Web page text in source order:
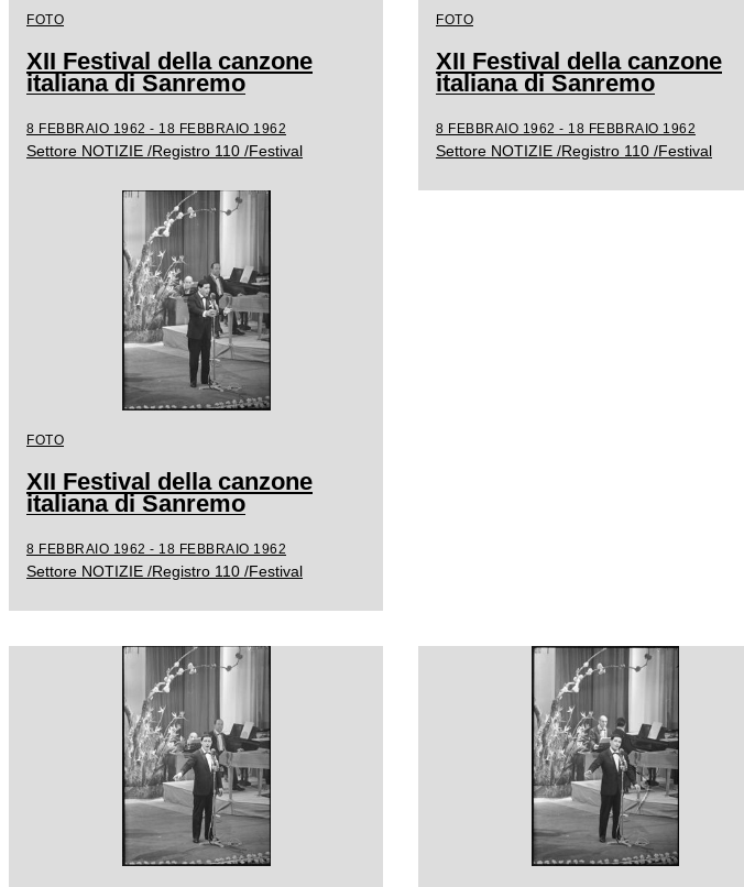
FOTO
XII Festival della canzone
italiana di Sanremo
8 FEBBRAIO 1962 - 18 FEBBRAIO 1962
Settore NOTIZIE /Registro 110 /Festival
FOTO
XII Festival della canzone
italiana di Sanremo
8 FEBBRAIO 1962 - 18 FEBBRAIO 1962
Settore NOTIZIE /Registro 110 /Festival
FOTO
XII Festival della canzone
italiana di Sanremo
8 FEBBRAIO 1962 - 18 FEBBRAIO 1962
Settore NOTIZIE /Registro 110 /Festival